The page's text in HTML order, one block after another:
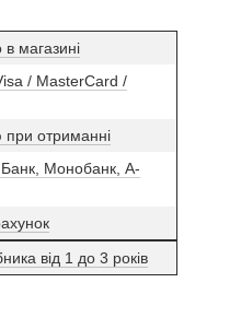
магазині
/ MasterCard /
при отриманні
Монобанк, А-
від 1 до 3 років